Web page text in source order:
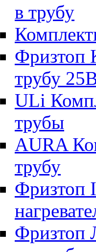
в трубу
Фризтоп
трубу
ULi
трубы
AURA
трубу
Фризтоп
Фризтоп